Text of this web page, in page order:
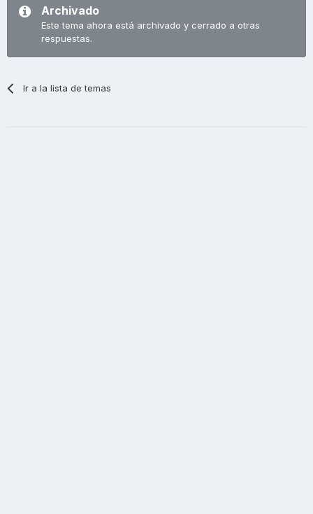
Archivado
Este tema ahora está archivado y cerrado a otras
respuestas.
Ir a la lista de temas